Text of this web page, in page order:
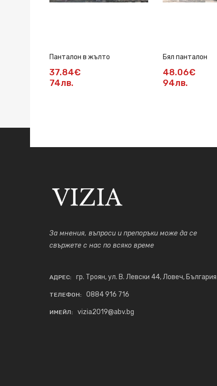
Панталон в жълто
37.84€
74лв.
Бял панталон
48.06€
94лв.
За мнения, въпроси и препоръки може да се
свържете с нас по всяко време
АДРЕС: гр. Троян, ул. В. Левски 44, Ловеч, България
ТЕЛЕФОН: 0884 916 716
ИМЕЙЛ: vizia2019@abv.bg